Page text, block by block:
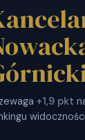
+1,9 pkt